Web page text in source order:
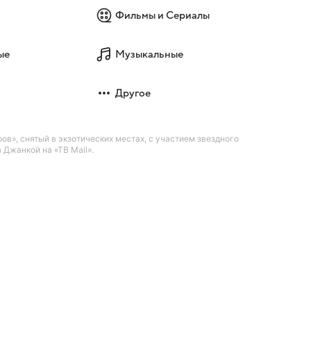
Фильмы и Сериалы
Музыкальные
Другое
снятый в экзотических местах, с участием звездного
Джанкой на «ТВ Mail».